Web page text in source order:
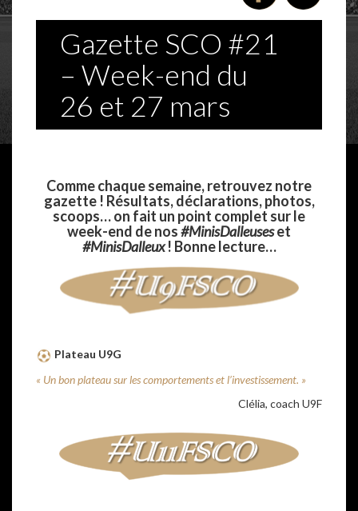
Gazette SCO #21
– Week-end du
26 et 27 mars
Comme chaque semaine, retrouvez notre
gazette ! Résultats, déclarations, photos,
scoops… on fait un point complet sur le
week-end de nos#MinisDalleuseset
#MinisDalleux! Bonne lecture…
Plateau U9G
« Un bon plateau sur les comportements et l’investissement. »
Clélia, coach U9F